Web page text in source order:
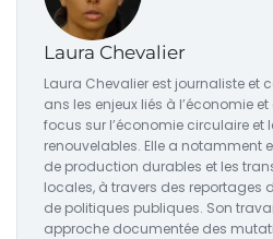
Laura Chevalier
Laura Chevalier est journaliste et
ans les enjeux liés à l’économie
focus sur l’économie circulaire et
renouvelables. Elle a notamment
de production durables et les
locales, à travers des reportages
de politiques publiques. Son
approche documentée des